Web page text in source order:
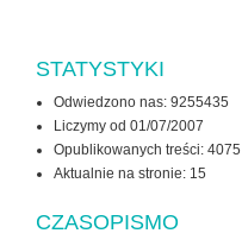
STATYSTYKI
Odwiedzono nas: 9255435
Liczymy od 01/07/2007
Opublikowanych treści: 4075
Aktualnie na stronie: 15
CZASOPISMO